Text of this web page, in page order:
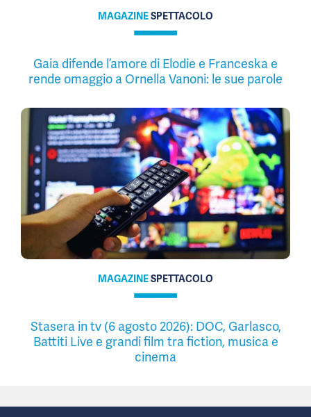
MAGAZINESPETTACOLO
Gaia difende l’amore di Elodie e Franceska e
rende omaggio a Ornella Vanoni: le sue parole
MAGAZINESPETTACOLO
Stasera in tv (6 agosto 2026): DOC, Garlasco,
Battiti Live e grandi film tra fiction, musica e
cinema